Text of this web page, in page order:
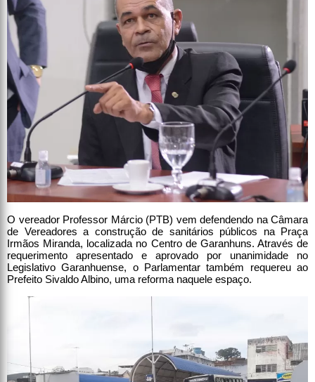
O vereador Professor Márcio (PTB) vem defendendo na Câmara
de Vereadores a construção de sanitários públicos na Praça
Irmãos Miranda, localizada no Centro de Garanhuns. Através de
requerimento apresentado e aprovado por unanimidade no
Legislativo Garanhuense, o Parlamentar também requereu ao
Prefeito Sivaldo Albino, uma reforma naquele espaço.